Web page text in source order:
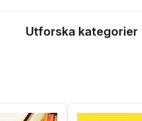
Utforska kategorier